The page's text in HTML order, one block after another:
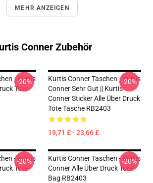
MEHR ANZEIGEN
Conner Zubehör
- Kurtis
Tote
-20%
Kurtis Conner Taschen - Kurtis
Conner Sehr Gut || Kurtis
Conner Sticker Alle Über Druck
Tote Tasche RB2403
19,71 £ - 23,66 £
-20%
- Kurtis
Tote
-20%
Kurtis Conner Taschen - Kurtis
Conner Alle Über Druck Tote
Bag RB2403
-20%